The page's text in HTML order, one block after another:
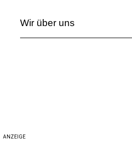
Wir über uns
ANZEIGE